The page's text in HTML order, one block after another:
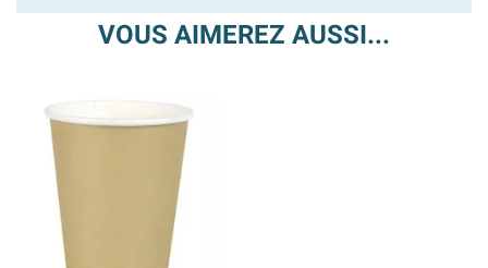
VOUS AIMEREZ AUSSI...